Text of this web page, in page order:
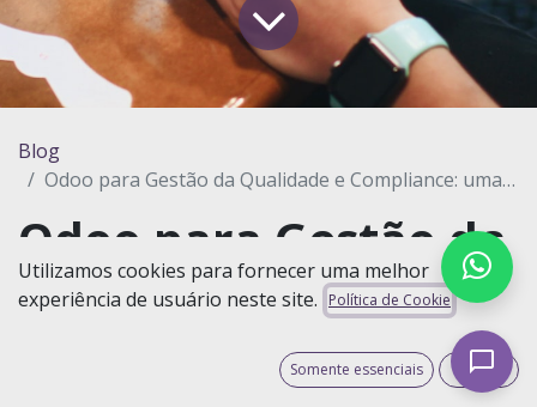
Blog
Odoo para Gestão da Qualidade e Compliance: uma solução moderna e open source com os módulos da OCA
Odoo para Gestão da
Qualidade e
Compliance: uma
solução moderna e
Utilizamos cookies para fornecer uma melhor
experiência de usuário neste site.
Política de Cookie
Somente essenciais Aceito